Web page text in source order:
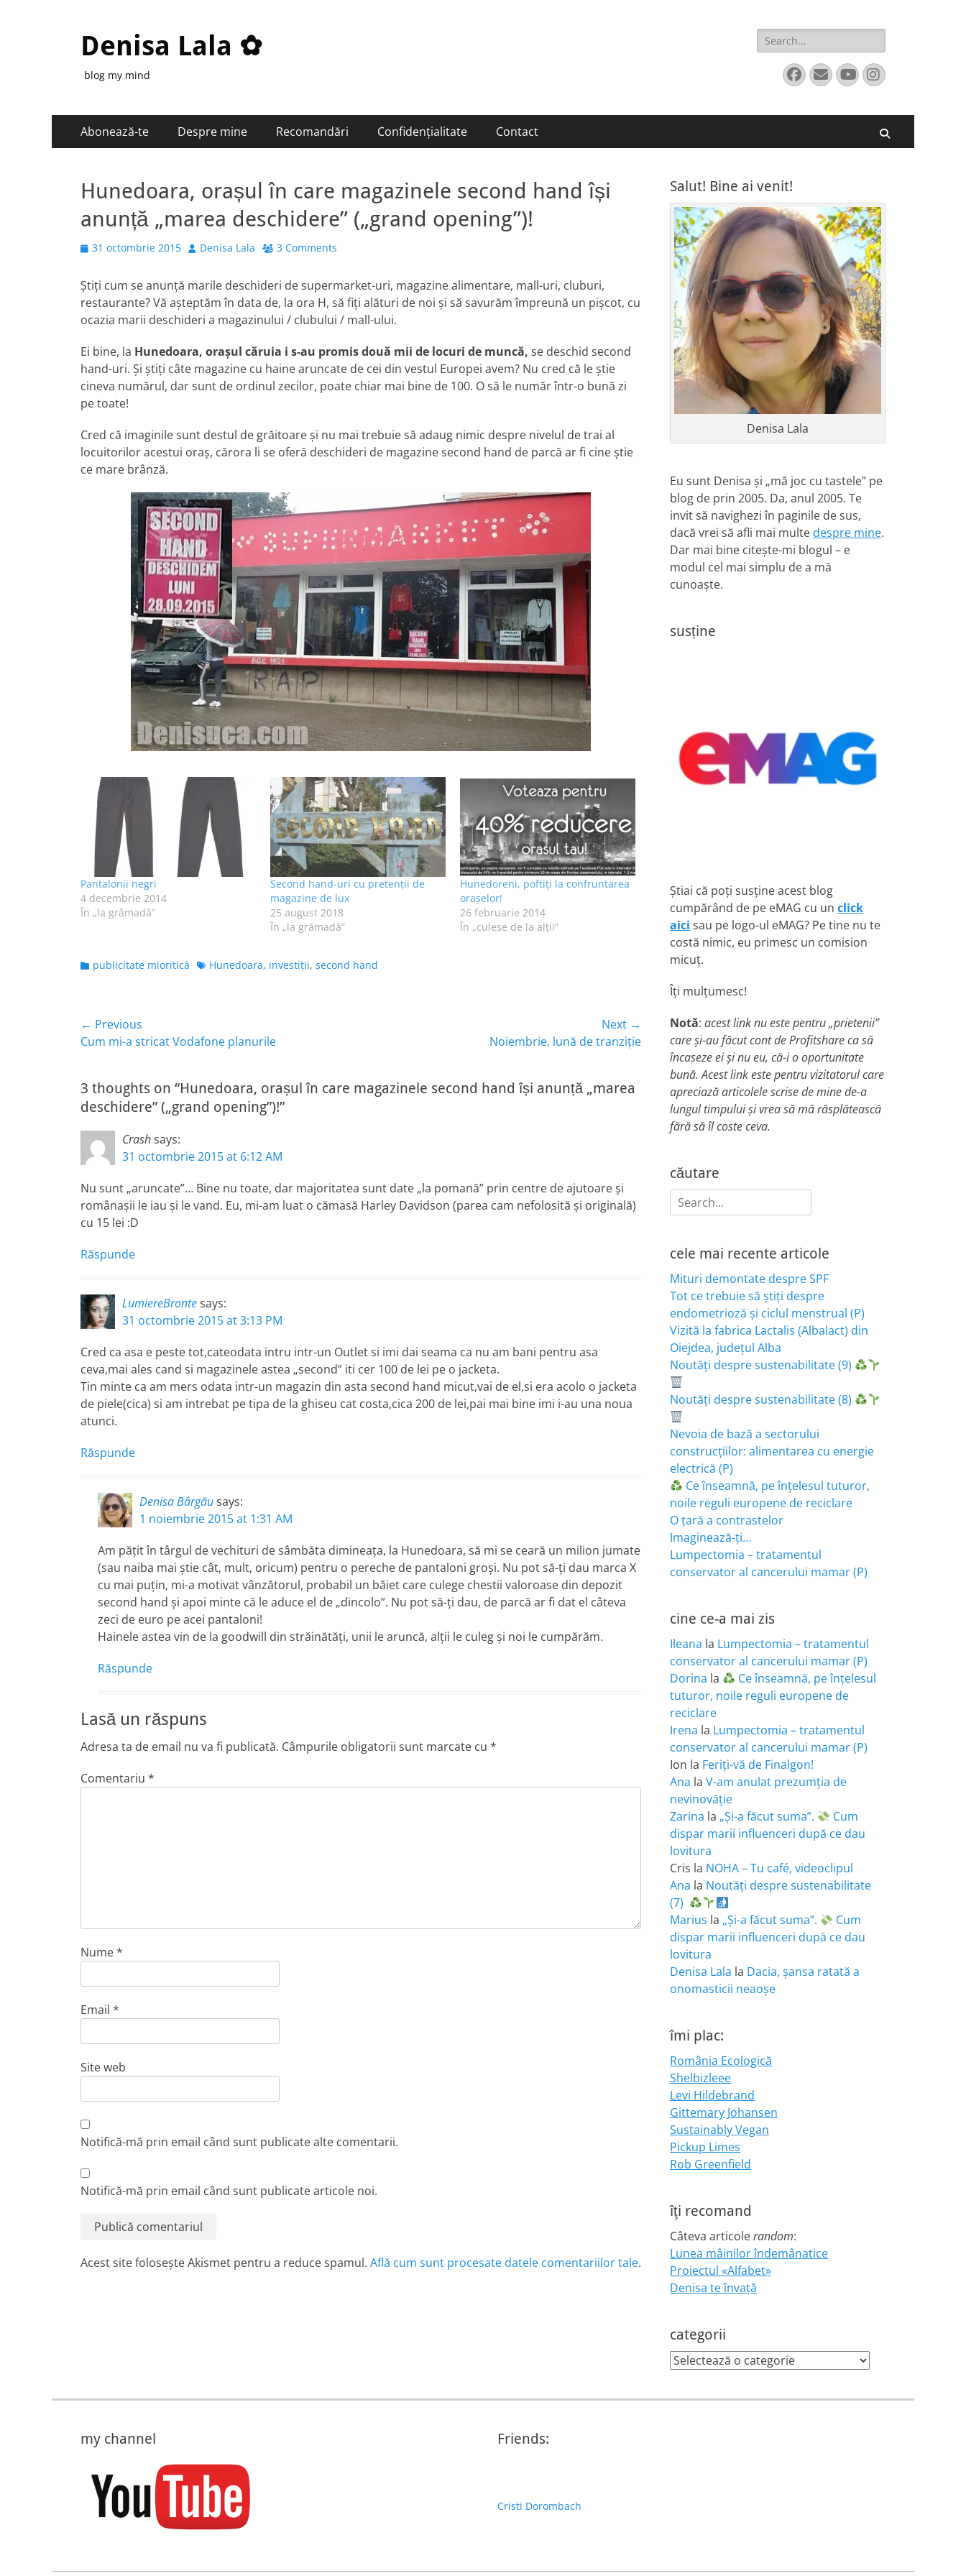
Denisa Lala ✿
blog my mind
Search
for:
Facebook
EmailYouTube
Instagram
Primary
Menu
Abonează-te Despre mine Recomandări Confidențialitate Contact
Hunedoara, orașul în care magazinele second hand își
anunță „marea deschidere” („grand opening”)!
Posted
31 octombrie 2015 Author
Denisa Lala 3 Comments
Știți cum se anunță marile deschideri de supermarket-uri, magazine alimentare, mall-uri, cluburi,
restaurante? Vă așteptăm în data de, la ora H, să fiți alături de noi și să savurăm împreună un pișcot, cu
ocazia marii deschideri a magazinului / clubului / mall-ului.
Ei bine, la Hunedoara, orașul căruia i s-au promis două mii de locuri de muncă, se deschid second
hand-uri. Și știți câte magazine cu haine aruncate de cei din vestul Europei avem? Nu cred că le știe
cineva numărul, dar sunt de ordinul zecilor, poate chiar mai bine de 100. O să le număr într-o bună zi
pe toate!
Cred că imaginile sunt destul de grăitoare și nu mai trebuie să adaug nimic despre nivelul de trai al
locuitorilor acestui oraș, cărora li se oferă deschideri de magazine second hand de parcă ar fi cine știe
ce mare brânză.
Pantalonii negri
4 decembrie 2014
În „la grămadă”
Second hand-uri cu pretenții de
magazine de lux
25 august 2018
În „la grămadă”
Hunedoreni, poftiţi la confruntarea
oraşelor!
26 februarie 2014
În „culese de la alţii”
Categories
publicitate mioritică TagsHunedoara, investiţii, second hand
Navigare
în
articole
← Previous
Previous
Cum mi-a stricat Vodafone planurile
Next →
Noiembrie, lună de tranziție
3 thoughts on “Hunedoara, orașul în care magazinele second hand își anunță „marea
deschidere” („grand opening”)!”
Crashsays:
31 octombrie 2015 at 6:12 AM
Nu sunt „aruncate”… Bine nu toate, dar majoritatea sunt date „la pomană” prin centre de ajutoare şi
românaşii le iau şi le vand. Eu, mi-am luat o cămasă Harley Davidson (parea cam nefolosită şi originală)
cu 15 lei :D
Răspunde
LumiereBrontesays:
31 octombrie 2015 at 3:13 PM
Cred ca asa e peste tot,cateodata intru intr-un Outlet si imi dai seama ca nu am bani pentru asa
ceva,mai ales cand si magazinele astea „second” iti cer 100 de lei pe o jacketa.
Tin minte ca am mers odata intr-un magazin din asta second hand micut,vai de el,si era acolo o jacketa
de piele(cica) si am intrebat pe tipa de la ghiseu cat costa,cica 200 de lei,pai mai bine imi i-au una noua
atunci.
Răspunde
Denisa Bârgăusays:
1 noiembrie 2015 at 1:31 AM
Am pățit în târgul de vechituri de sâmbăta dimineața, la Hunedoara, să mi se ceară un milion jumate
(sau naiba mai știe cât, mult, oricum) pentru o pereche de pantaloni groși. Nu pot să-ți dau marca X
cu mai puțin, mi-a motivat vânzătorul, probabil un băiet care culege chestii valoroase din depozit
second hand și apoi minte că le aduce el de „dincolo”. Nu pot să-ți dau, de parcă ar fi dat el câteva
zeci de euro pe acei pantaloni!
Hainele astea vin de la goodwill din străinătăți, unii le aruncă, alții le culeg și noi le cumpărăm.
Răspunde
Lasă un răspuns
Adresa ta de email nu va fi publicată. Câmpurile obligatorii sunt marcate cu *
Comentariu *
Nume*
Email *
Site web
Notifică-mă prin email când sunt publicate alte comentarii.
Notifică-mă prin email când sunt publicate articole noi.
Acest site folosește Akismet pentru a reduce spamul. Află cum sunt procesate datele comentariilor tale.
Salut! Bine ai venit!
Denisa Lala
Eu sunt Denisa și „mă joc cu tastele” pe
blog de prin 2005. Da, anul 2005. Te
invit să navighezi în paginile de sus,
dacă vrei să afli mai multe despre mine.
Dar mai bine citește-mi blogul – e
modul cel mai simplu de a mă
cunoaște.
susține
Știai că poți susține acest blog
cumpărând de pe eMAG cu un click
aici sau pe logo-ul eMAG? Pe tine nu te
costă nimic, eu primesc un comision
micuț.
Îți mulțumesc!
Notă: acest link nu este pentru „prietenii”
care și-au făcut cont de Profitshare ca să
încaseze ei și nu eu, că-i o oportunitate
bună. Acest link este pentru vizitatorul care
apreciază articolele scrise de mine de-a
lungul timpului și vrea să mă răsplătească
fără să îl coste ceva.
căutare
Search
for:
cele mai recente articole
Mituri demontate despre SPF
Tot ce trebuie să știți despre
endometrioză și ciclul menstrual (P)
Vizită la fabrica Lactalis (Albalact) din
Oiejdea, județul Alba
Noutăți despre sustenabilitate (9)
Noutăți despre sustenabilitate (8)
Nevoia de bază a sectorului
construcțiilor: alimentarea cu energie
electrică (P)
Ce înseamnă, pe înțelesul tuturor,
noile reguli europene de reciclare
O țară a contrastelor
Imaginează-ți…
Lumpectomia – tratamentul
conservator al cancerului mamar (P)
cine ce-a mai zis
Ileana la Lumpectomia – tratamentul
conservator al cancerului mamar (P)
Dorina la
Ce înseamnă, pe înțelesul
tuturor, noile reguli europene de
reciclare
Irena la Lumpectomia – tratamentul
conservator al cancerului mamar (P)
Ion la Feriţi-vă de Finalgon!
Ana la V-am anulat prezumția de
nevinovăție
Zarina la „Și-a făcut suma”.
Cum
dispar marii influenceri după ce dau
lovitura
Cris la NOHA – Tu café, videoclipul
Ana la Noutăți despre sustenabilitate
(7)
Marius la „Și-a făcut suma”.
Cum
dispar marii influenceri după ce dau
lovitura
Denisa Lala la Dacia, șansa ratată a
onomasticii neaoșe
îmi plac:
România Ecologică
Shelbizleee
Levi Hildebrand
Gittemary Johansen
Sustainably Vegan
Pickup Limes
Rob Greenfield
îţi recomand
Câteva articolerandom:
Lunea mâinilor îndemânatice
Proiectul «Alfabet»
Denisa te învaţă
categorii
categorii
my channel Friends:
Cristi Dorombach